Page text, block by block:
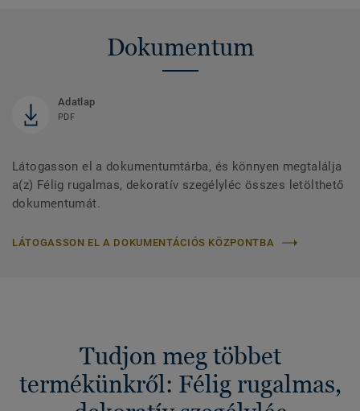
Dokumentum
Adatlap
PDF
Látogasson el a dokumentumtárba, és könnyen megtalálja
a(z) Félig rugalmas, dekoratív szegélyléc összes letölthető
dokumentumát.
LÁTOGASSON EL A DOKUMENTÁCIÓS KÖZPONTBA
Tudjon meg többet
termékünkről: Félig rugalmas,